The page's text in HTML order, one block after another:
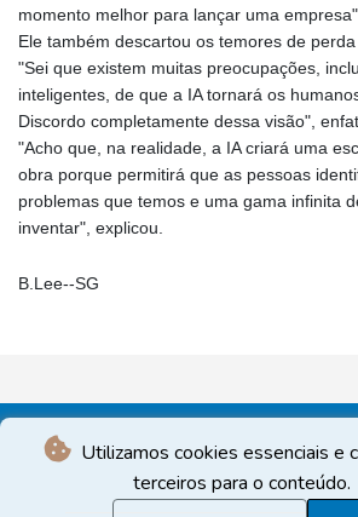
Utilizamos cookies essenciais e
terceiros para o conteúdo.
momento melhor para lançar uma
Ele também descartou os temores de
"Sei que existem muitas preocupações,
inteligentes, de que a IA tornará os
Discordo completamente dessa visão",
"Acho que, na realidade, a IA criará uma
obra porque permitirá que as pessoas
problemas que temos e uma gama infinita
inventar", explicou.
B.Lee--SG